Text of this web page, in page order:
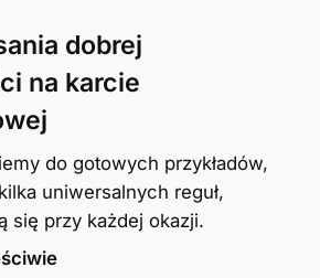
dobrej
na karcie
do gotowych przykładów,
uniwersalnych reguł,
się przy każdej okazji.